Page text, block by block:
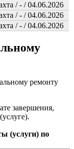
/ - / 04.06.2026
/ - / 04.06.2026
/ - / 04.06.2026
ремонту
завершения,
(услуги) по